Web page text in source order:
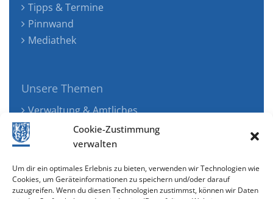
Cookie-Zustimmung
verwalten
Um dir ein optimales Erlebnis zu bieten, verwenden wir Technologien wie
Cookies, um Geräteinformationen zu speichern und/oder darauf
zuzugreifen. Wenn du diesen Technologien zustimmst, können wir Daten
Tipps & Termine
Pinnwand
Mediathek
Unsere Themen
Verwaltung & Amtliches
Jugend, Familie & Gesundheit
Tourismus, Freizeit & Ökologie
Wirtschaft & Verkehr
Senioren & Inklusion